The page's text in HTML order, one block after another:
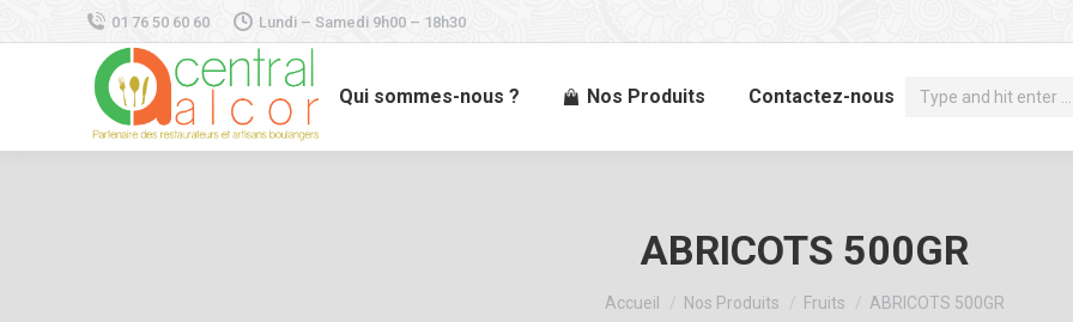
01 76 50 60 60 Lundi – Samedi 9h00 – 18h30
Qui sommes-nous ? Nos Produits Contactez-nous
Recherche
ABRICOTS 500GR
Vous êtes ici :
Accueil Nos Produits Fruits ABRICOTS 500GR